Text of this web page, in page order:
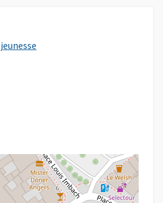
l'handicap Moteur